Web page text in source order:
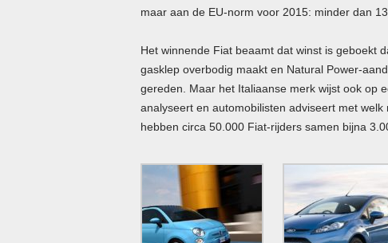
maar aan de EU-norm voor 2015: minder dan
Het winnende Fiat beaamt dat winst is geboekt
gasklep overbodig maakt en Natural Power-
gereden. Maar het Italiaanse merk wijst ook op
analyseert en automobilisten adviseert met
hebben circa 50.000 Fiat-rijders samen bijna